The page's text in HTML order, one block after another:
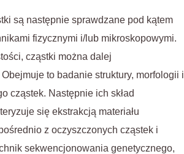
są następnie sprawdzane pod kątem
fizycznymi i/lub mikroskopowymi.
cząstki można dalej
to badanie struktury, morfologii i
cząstek. Następnie ich skład
się ekstrakcją materiału
z oczyszczonych cząstek i
sekwencjonowania genetycznego,